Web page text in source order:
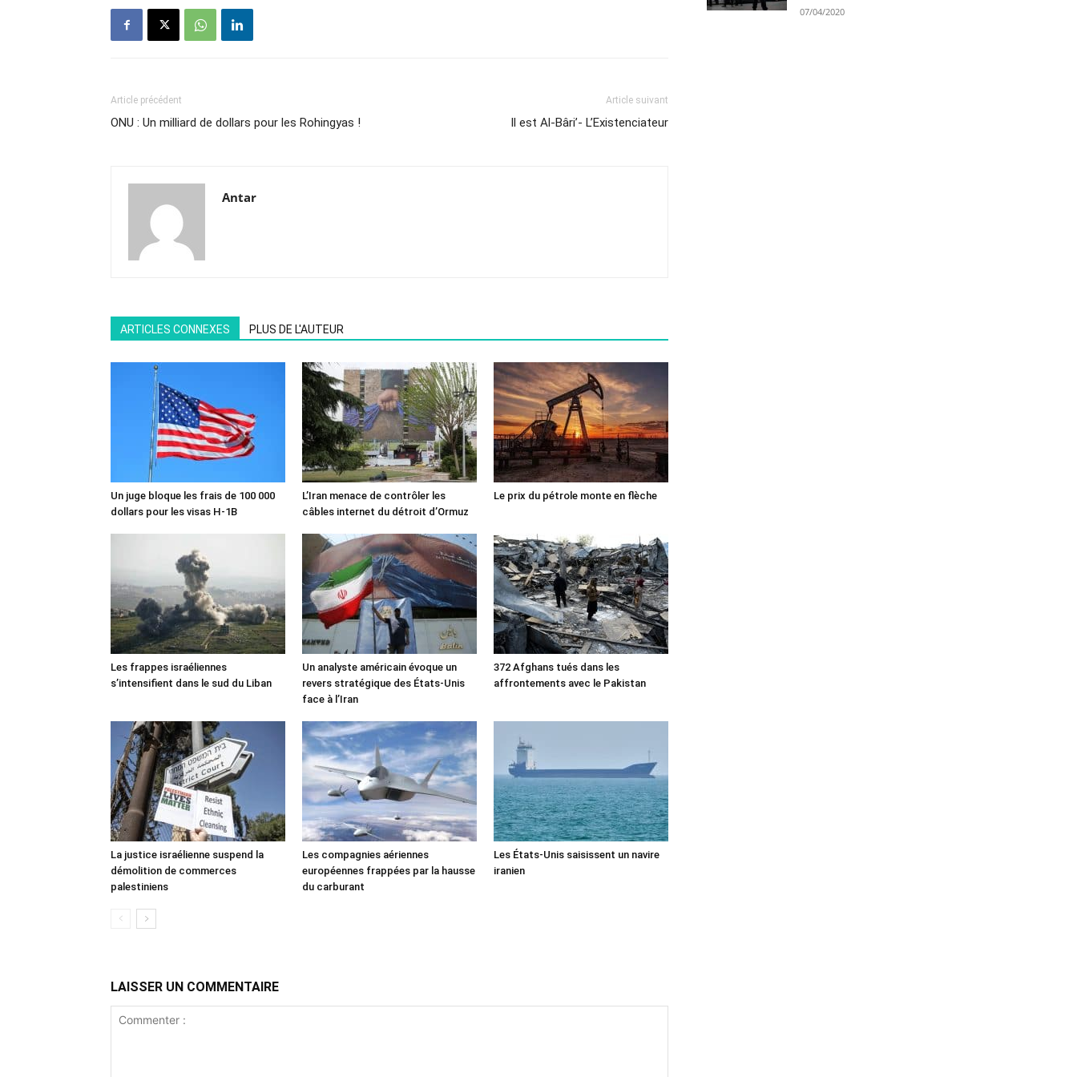
Article précédent
ONU : Un milliard de dollars pour les Rohingyas !
Article suivant
Il est Al-Bâri’- L’Existenciateur
Antar
ARTICLES CONNEXES PLUS DE L'AUTEUR
Un juge bloque les frais de 100 000
dollars pour les visas H-1B
L’Iran menace de contrôler les
câbles internet du détroit d’Ormuz
Le prix du pétrole monte en flèche
Les frappes israéliennes
s’intensifient dans le sud du Liban
Un analyste américain évoque un
revers stratégique des États-Unis
face à l’Iran
372 Afghans tués dans les
affrontements avec le Pakistan
La justice israélienne suspend la
démolition de commerces
palestiniens
Les compagnies aériennes
européennes frappées par la hausse
du carburant
Les États-Unis saisissent un navire
iranien
LAISSER UN COMMENTAIRE
07/04/2020